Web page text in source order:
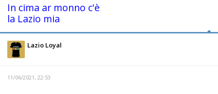
In cima ar monno c'è
la Lazio mia
Lazio Loyal
11/06/2021, 22:53